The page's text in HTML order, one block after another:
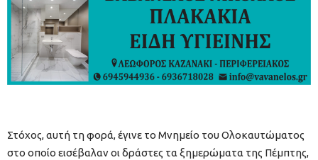
Στόχος, αυτή τη φορά, έγινε το Μνημείο του Ολοκαυτώματος
στο οποίο εισέβαλαν οι δράστες τα ξημερώματα της Πέμπτης,